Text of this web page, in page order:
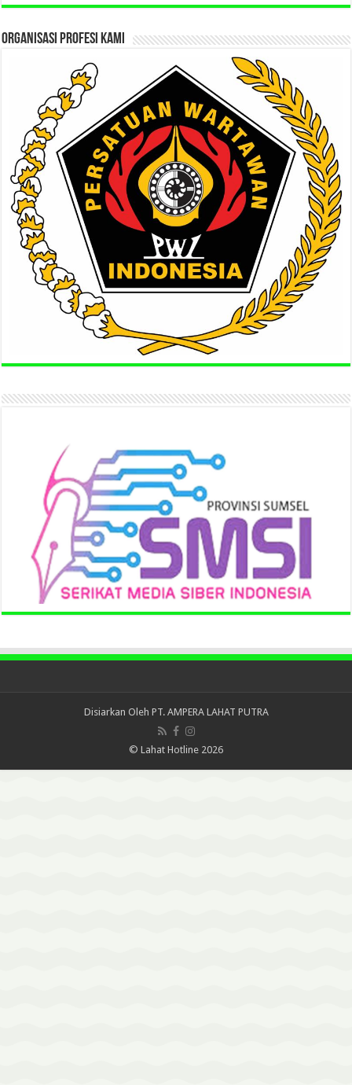
ORGANISASI PROFESI KAMI
Disiarkan Oleh PT. AMPERA LAHAT PUTRA
© Lahat Hotline 2026